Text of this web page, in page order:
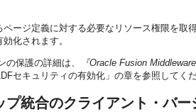
ージ定義に対する必要なリソース権限を
化されます。
の保護の詳細は、
『Oracle Fusion
セキュリティの有効化」の章を参照してく
プ統合のクライアント・バー